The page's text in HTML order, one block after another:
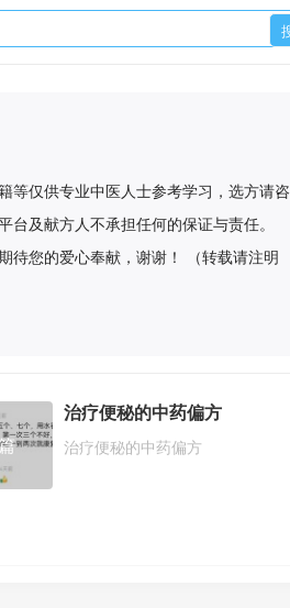
等仅供专业中医人士参考学习，选方请咨
及献方人不承担任何的保证与责任。
待您的爱心奉献，谢谢！ （转载请注明
治疗便秘的中药偏方
治疗便秘的中药偏方